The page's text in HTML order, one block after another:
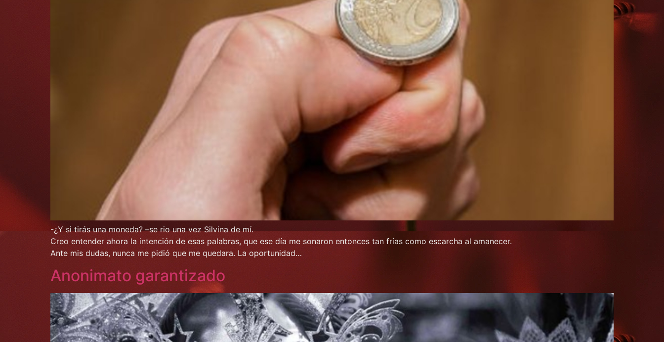
-¿Y si tirás una moneda? –se rio una vez Silvina de mí.
Creo entender ahora la intención de esas palabras, que ese día me sonaron entonces tan frías como escarcha al amanecer.
Ante mis dudas, nunca me pidió que me quedara. La oportunidad…
Anonimato garantizado